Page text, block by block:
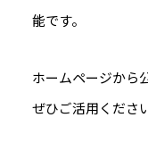
能です。
ホームページから
ぜひご活用くださ